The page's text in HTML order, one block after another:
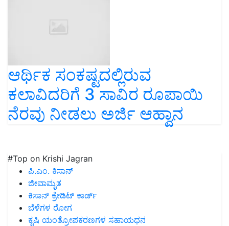
ಆರ್ಥಿಕ ಸಂಕಷ್ಟದಲ್ಲಿರುವ
ಕಲಾವಿದರಿಗೆ 3 ಸಾವಿರ ರೂಪಾಯಿ
ನೆರವು ನೀಡಲು ಅರ್ಜಿ ಆಹ್ವಾನ
#Top on Krishi Jagran
ಪಿ.ಎಂ. ಕಿಸಾನ್
ಜೀವಾಮೃತ
ಕಿಸಾನ್ ಕ್ರೇಡಿಟ್ ಕಾರ್ಡ್
ಬೆಳೆಗಳ ರೋಗ
ಕೃಷಿ ಯಂತ್ರೋಪಕರಣಗಳ ಸಹಾಯಧನ